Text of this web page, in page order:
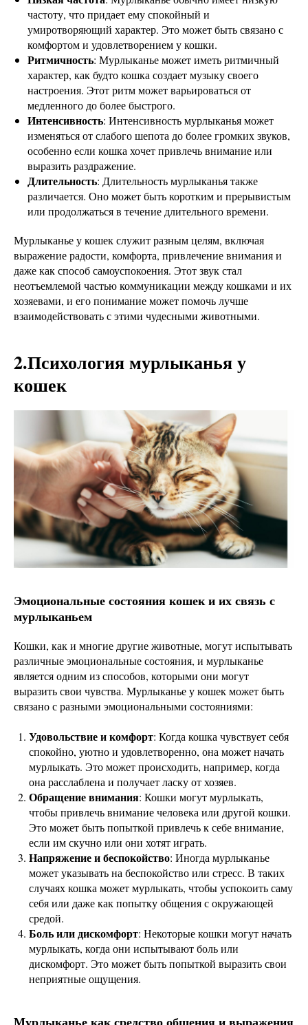
частоту, что придает ему спокойный и
умиротворяющий характер. Это может быть связано с
комфортом и удовлетворением у кошки.
Ритмичность: Мурлыканье может иметь ритмичный
характер, как будто кошка создает музыку своего
настроения. Этот ритм может варьироваться от
медленного до более быстрого.
Интенсивность: Интенсивность мурлыканья может
изменяться от слабого шепота до более громких звуков,
особенно если кошка хочет привлечь внимание или
выразить раздражение.
Длительность: Длительность мурлыканья также
различается. Оно может быть коротким и прерывистым
или продолжаться в течение длительного времени.
Мурлыканье у кошек служит разным целям, включая
выражение радости, комфорта, привлечение внимания и
даже как способ самоуспокоения. Этот звук стал
неотъемлемой частью коммуникации между кошками и их
хозяевами, и его понимание может помочь лучше
взаимодействовать с этими чудесными животными.
2.Психология мурлыканья у
кошек
Эмоциональные состояния кошек и их связь с
мурлыканьем
Кошки, как и многие другие животные, могут испытывать
различные эмоциональные состояния, и мурлыканье
является одним из способов, которыми они могут
выразить свои чувства. Мурлыканье у кошек может быть
связано с разными эмоциональными состояниями:
Удовольствие и комфорт: Когда кошка чувствует себя
спокойно, уютно и удовлетворенно, она может начать
мурлыкать. Это может происходить, например, когда
она расслаблена и получает ласку от хозяев.
Обращение внимания: Кошки могут мурлыкать,
чтобы привлечь внимание человека или другой кошки.
Это может быть попыткой привлечь к себе внимание,
если им скучно или они хотят играть.
Напряжение и беспокойство: Иногда мурлыканье
может указывать на беспокойство или стресс. В таких
случаях кошка может мурлыкать, чтобы успокоить саму
себя или даже как попытку общения с окружающей
средой.
Боль или дискомфорт: Некоторые кошки могут начать
мурлыкать, когда они испытывают боль или
дискомфорт. Это может быть попыткой выразить свои
неприятные ощущения.